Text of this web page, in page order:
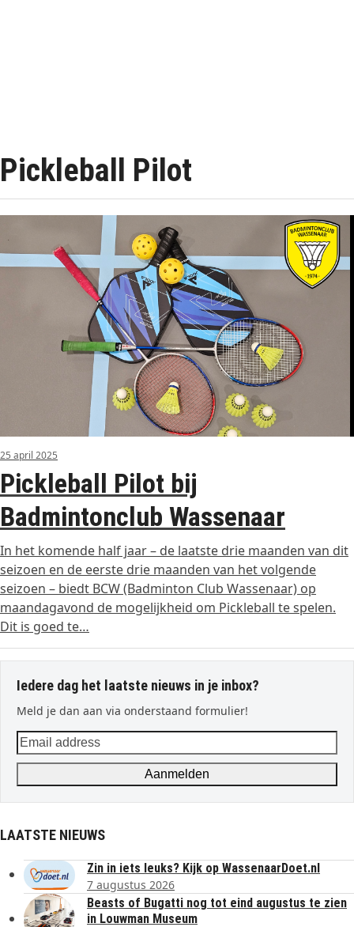
Pickleball Pilot
25 april 2025
Pickleball Pilot bij
Badmintonclub Wassenaar
In het komende half jaar – de laatste drie maanden van dit
seizoen en de eerste drie maanden van het volgende
seizoen – biedt BCW (Badminton Club Wassenaar) op
maandagavond de mogelijkheid om Pickleball te spelen.
Dit is goed te…
Iedere dag het laatste nieuws in je inbox?
Meld je dan aan via onderstaand formulier!
Email
address
Aanmelden
LAATSTE NIEUWS
Zin in iets leuks? Kijk op WassenaarDoet.nl
7 augustus 2026
Beasts of Bugatti nog tot eind augustus te zien
in Louwman Museum